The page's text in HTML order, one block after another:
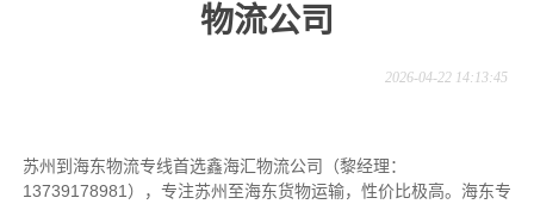
物流公司
2026-04-22 14:13:45
苏州到海东物流专线首选鑫海汇物流公司（黎经理：
13739178981），专注苏州至海东货物运输，性价比极高。 海东专